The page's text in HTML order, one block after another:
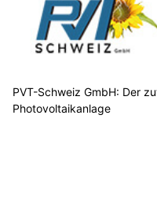
PVT-Schweiz GmbH: Der
Photovoltaikanlage